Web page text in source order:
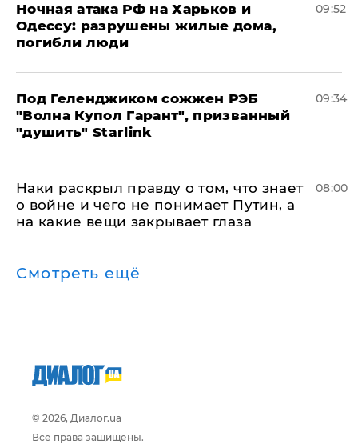
​Ночная атака РФ на Харьков и
Одессу: разрушены жилые дома,
погибли люди
09:52
Под Геленджиком сожжен РЭБ
"Волна Купол Гарант", призванный
"душить" Starlink
09:34
Наки раскрыл правду о том, что знает
о войне и чего не понимает Путин, а
на какие вещи закрывает глаза
08:00
Смотреть ещё
© 2026, Диалог.ua
Все права защищены.